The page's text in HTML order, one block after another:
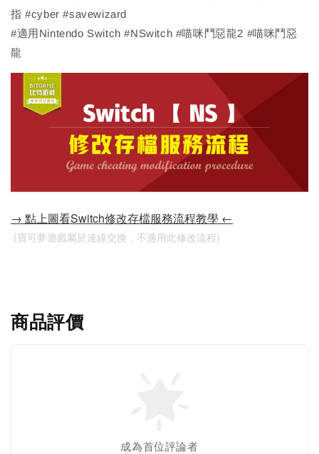
指 #cyber #savewizard
#適用Nintendo Switch #NSwitch #喵咪鬥惡龍2 #喵咪鬥惡
龍
→ 點上圖看Switch修改存檔服務流程教學 ←
(寶可夢遊戲屬於連線交換，不適用此修改流程)
商品評價
成為首位評論者